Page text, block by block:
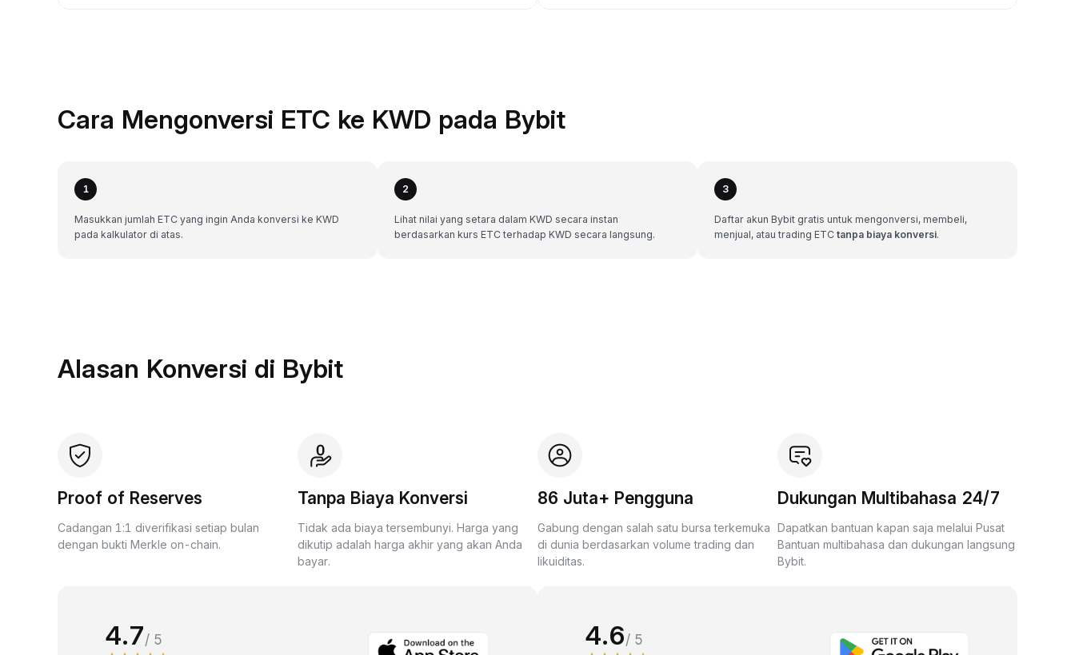
Cara Mengonversi ETC ke KWD pada Bybit
1
Masukkan jumlah ETC yang ingin Anda konversi ke KWD
pada kalkulator di atas.
2
Lihat nilai yang setara dalam KWD secara instan
berdasarkan kurs ETC terhadap KWD secara langsung.
3
Daftar akun Bybit gratis untuk mengonversi, membeli,
menjual, atau trading ETC tanpa biaya konversi.
Alasan Konversi di Bybit
Proof of Reserves
Cadangan 1:1 diverifikasi setiap bulan
dengan bukti Merkle on-chain.
Tanpa Biaya Konversi
Tidak ada biaya tersembunyi. Harga yang
dikutip adalah harga akhir yang akan Anda
bayar.
86 Juta+ Pengguna
Gabung dengan salah satu bursa terkemuka
di dunia berdasarkan volume trading dan
likuiditas.
Dukungan Multibahasa 24/7
Dapatkan bantuan kapan saja melalui Pusat
Bantuan multibahasa dan dukungan langsung
Bybit.
4.7/ 5 4.6/ 5